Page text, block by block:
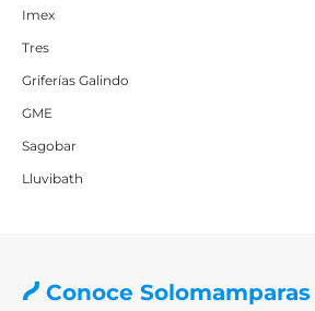
Imex
Tres
Griferías Galindo
GME
Sagobar
Lluvibath
Conoce Solomamparas